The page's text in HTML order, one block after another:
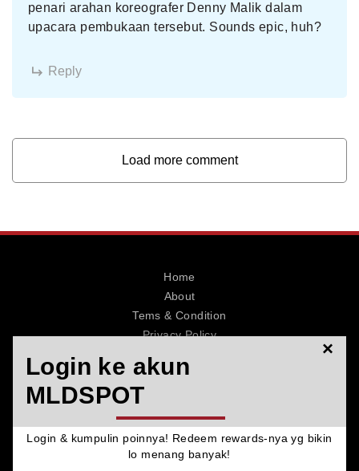
penari arahan koreografer Denny Malik dalam
upacara pembukaan tersebut. Sounds epic, huh?
Reply
Load more comment
© 2026 MLDSPOT. All Rights Reserved.
Home
About
Tems & Condition
Privacy Policy
Login ke akun
MLDSPOT
×
Login & kumpulin poinnya! Redeem rewards-nya yg bikin
lo menang banyak!